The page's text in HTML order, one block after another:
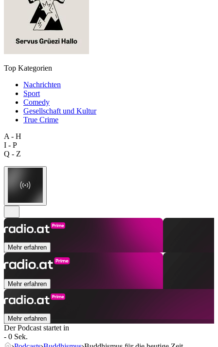
Top Kategorien
Nachrichten
Sport
Comedy
Gesellschaft und Kultur
True Crime
A - H
I - P
Q - Z
Mehr erfahren
Mehr erfahren
Mehr erfahren
Der Podcast startet in
- 0 Sek.